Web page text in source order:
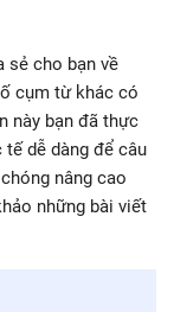
sẻ cho bạn về
cụm từ khác có
này bạn đã thực
dễ dàng để câu
nâng cao
những bài viết